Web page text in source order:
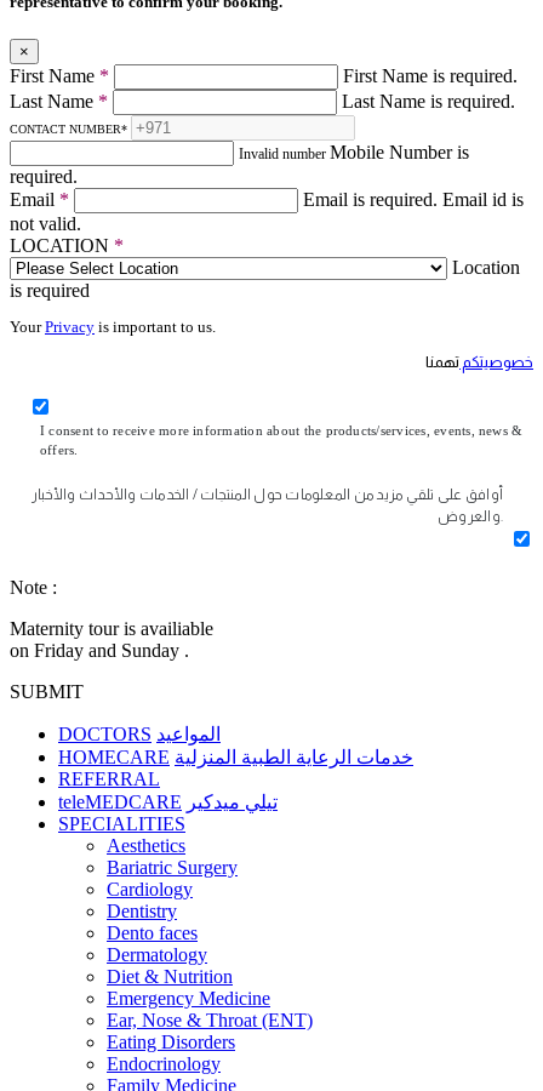
×
First Name *
First Name is required.
Last Name * Last Name is required.
CONTACT NUMBER*
Invalid number Mobile Number is
required.
Email * Email is required. Email id is
not valid.
LOCATION *
Location
is required
YourPrivacy is important to us.
خصوصيتكم تهمنا
I consent to receive more information about the products/services, events, news &
offers.
أوافق على تلقي مزيد من المعلومات حول المنتجات / الخدمات والأحداث والأخبار
والعروض.
Note :
Maternity tour is availiable
on Friday and Sunday .
SUBMIT
DOCTORS المواعيد
HOMECARE خدمات الرعاية الطبية المنزلية
REFERRAL
teleMEDCARE تيلي ميدكير
SPECIALITIES
Aesthetics
Bariatric Surgery
Cardiology
Dentistry
Dento faces
Dermatology
Diet & Nutrition
Emergency Medicine
Ear, Nose & Throat (ENT)
Eating Disorders
Endocrinology
Family Medicine